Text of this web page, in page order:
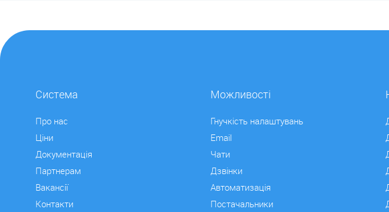
Система
Про нас
Ціни
Документація
Партнерам
Вакансії
Контакти
Можливості
Гнучкість налаштувань
Email
Чати
Дзвінки
Автоматизація
Постачальники